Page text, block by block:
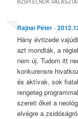
BZSH ELNÖK-
Rajnai Péter-
Hány évtizede
azt mondták, a
nem új. Tudom itt
konkurensre
és aktívak, sok
rengeteg
szereti őket a
elvégre a